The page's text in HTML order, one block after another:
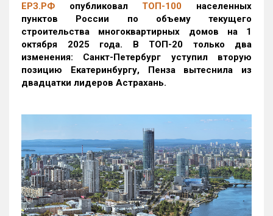
ЕРЗ.РФ опубликовал ТОП-100 населенных
пунктов России по объему текущего
строительства многоквартирных домов на 1
октября 2025 года. В ТОП-20 только два
изменения: Санкт-Петербург уступил вторую
позицию Екатеринбургу, Пенза вытеснила из
двадцатки лидеров Астрахань.